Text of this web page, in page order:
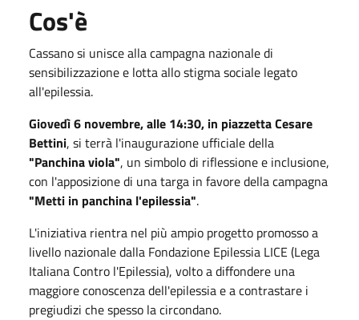
Cos'è
Cassano si unisce alla campagna nazionale di
sensibilizzazione e lotta allo stigma sociale legato
all'epilessia.
Giovedì 6 novembre, alle 14:30, in piazzetta Cesare
Bettini, si terrà l'inaugurazione ufficiale della
"Panchina viola", un simbolo di riflessione e inclusione,
con l'apposizione di una targa in favore della campagna
"Metti in panchina l'epilessia".
L'iniziativa rientra nel più ampio progetto promosso a
livello nazionale dalla Fondazione Epilessia LICE (Lega
Italiana Contro l'Epilessia), volto a diffondere una
maggiore conoscenza dell'epilessia e a contrastare i
pregiudizi che spesso la circondano.